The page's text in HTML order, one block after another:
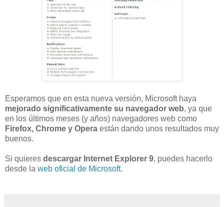
Esperamos que en esta nueva versión, Microsoft haya
mejorado significativamente su navegador web, ya que
en los últimos meses (y años) navegadores web como
Firefox, Chrome y Opera están dando unos resultados muy
buenos.
Si quieres descargar Internet Explorer 9, puedes hacerlo
desde la web oficial de Microsoft.